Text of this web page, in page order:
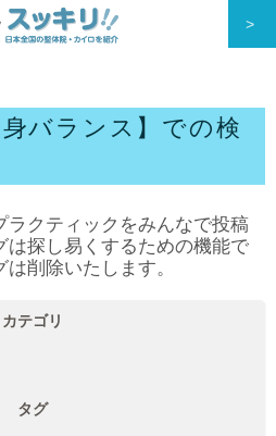
バランス】での検
ラクティックをみんなで投稿
探し易くするための機能で
削除いたします。
カテゴリ
タグ
>